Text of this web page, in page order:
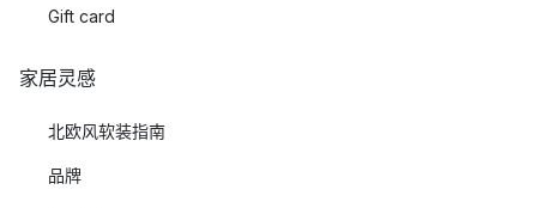
Gift card
家居灵感
北欧风软装指南
品牌